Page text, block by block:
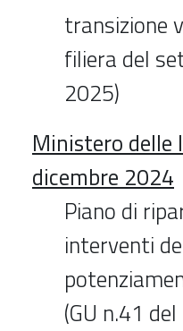
transizione
filiera del
2025)
Ministero
dicembre 2024
Piano di
interventi
(GU n.41